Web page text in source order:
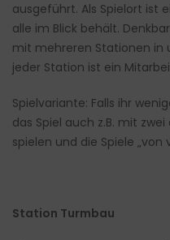
ausgeführt. Als Spielort ist
alle im Blick behält.
mit mehreren Stationen in
jeder Station ist ein
Spielvariante: Falls ihr
das Spiel auch z.B. mit
spielen und die Spiele „von
Station Turmbau